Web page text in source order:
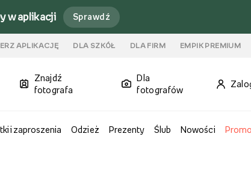
w aplikacji Sprawdź
APLIKACJĘ DLA SZKÓŁ DLA FIRM EMPIK PREMIUM
Znajdź
fotografa
Dla
fotografów
i zaproszenia Odzież Prezenty Ślub Nowości